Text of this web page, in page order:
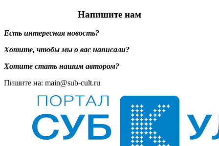
Напишите нам
Есть интересная новость?
Хотите, чтобы мы о вас написали?
Хотите стать нашим автором?
Пишите на: main@sub-cult.ru